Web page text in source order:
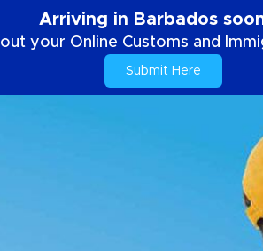
Arriving in Barbados
your Online Customs and
Submit Here